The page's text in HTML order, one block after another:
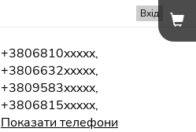
Вхід
+3806810xxxxx,
+3806632xxxxx,
+3809583xxxxx,
+3806815xxxxx,
Показати телефони